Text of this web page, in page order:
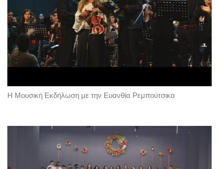
Η Μουσική Εκδήλωση με την Ευανθία Ρεμπούτσικα